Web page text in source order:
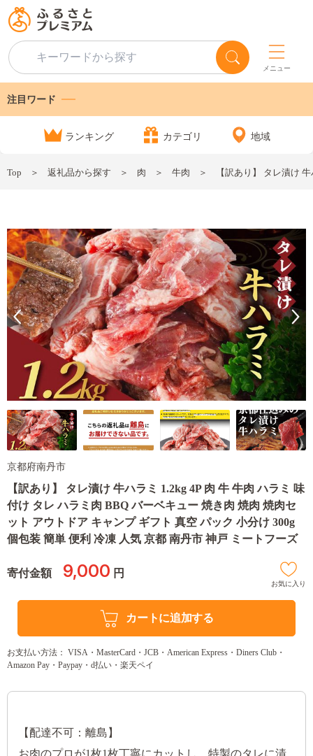
メニュー
注目ワード
ランキング カテゴリ 地域
Top 返礼品から探す 肉 牛肉 【訳あり】 タレ漬け
京都府南丹市
【訳あり】 タレ漬け 牛ハラミ 1.2kg 4P 肉 牛 牛肉 ハラミ 味
付け タレ ハラミ肉 BBQ バーベキュー 焼き肉 焼肉 焼肉セ
ット アウトドア キャンプ ギフト 真空 パック 小分け 300g
個包装 簡単 便利 冷凍 人気 京都 南丹市 神戸 ミートフーズ
寄付金額 9,000 円
お気に入り
カートに追加する
お支払い方法： VISA・MasterCard・JCB・American Express・Diners Club・
Amazon Pay・Paypay・d払い・楽天ペイ
【配達不可：離島】